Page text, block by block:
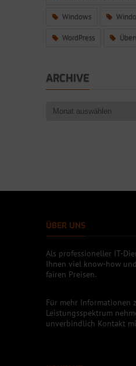
Windows
WordPress
ARCHIVE
ÜBER UNS
Als professioneller IT-
Ihnen viel know-how
fairen Preisen.
Für mehr Informationen
Leistungsspektrum
unverbindlich Kontakt